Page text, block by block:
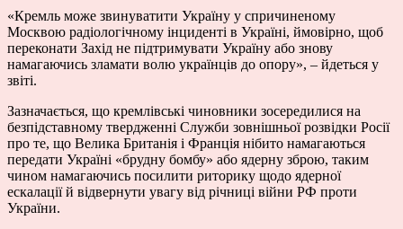
«Кремль може звинуватити Україну у спричиненому
Москвою радіологічному інциденті в Україні, ймовірно, щоб
переконати Захід не підтримувати Україну або знову
намагаючись зламати волю українців до опору», – йдеться у
звіті.
Зазначається, що кремлівські чиновники зосередилися на
безпідставному твердженні Служби зовнішньої розвідки Росії
про те, що Велика Британія і Франція нібито намагаються
передати Україні «брудну бомбу» або ядерну зброю, таким
чином намагаючись посилити риторику щодо ядерної
ескалації й відвернути увагу від річниці війни РФ проти
України.